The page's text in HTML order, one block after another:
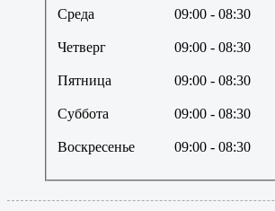
Среда 09:00 - 08:30
Четверг 09:00 - 08:30
Пятница 09:00 - 08:30
Суббота 09:00 - 08:30
Воскресенье 09:00 - 08:30